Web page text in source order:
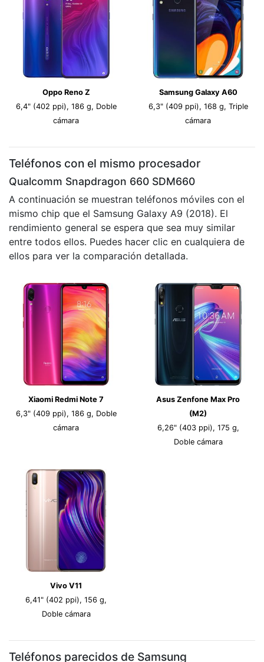
Oppo Reno Z
6,4" (402 ppi), 186 g, Doble
cámara
Samsung Galaxy A60
6,3" (409 ppi), 168 g, Triple
cámara
Teléfonos con el mismo procesador
Qualcomm Snapdragon 660 SDM660
A continuación se muestran teléfonos móviles con el
mismo chip que el Samsung Galaxy A9 (2018). El
rendimiento general se espera que sea muy similar
entre todos ellos. Puedes hacer clic en cualquiera de
ellos para ver la comparación detallada.
Xiaomi Redmi Note 7
6,3" (409 ppi), 186 g, Doble
cámara
Asus Zenfone Max Pro
(M2)
6,26" (403 ppi), 175 g,
Doble cámara
Vivo V11
6,41" (402 ppi), 156 g,
Doble cámara
Teléfonos parecidos de Samsung